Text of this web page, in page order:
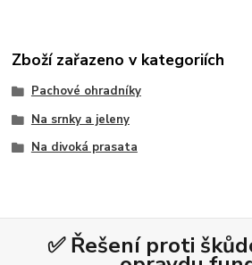
Zboží zařazeno v kategoriích
Pachové ohradníky
Na srnky a jeleny
Na divoká prasata
✅ Řešení proti